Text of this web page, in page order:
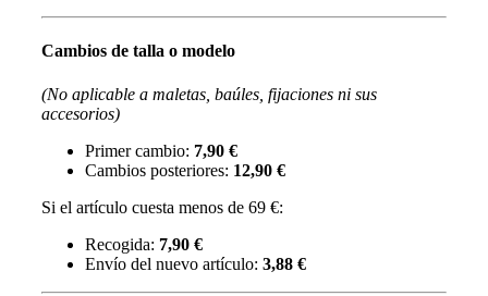
Cambios de talla o modelo
(No aplicable a maletas, baúles, fijaciones ni sus
accesorios)
Primer cambio: 7,90 €
Cambios posteriores: 12,90 €
Si el artículo cuesta menos de 69 €:
Recogida: 7,90 €
Envío del nuevo artículo: 3,88 €